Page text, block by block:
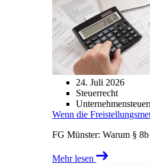
24. Juli 2026
Steuerrecht
Wenn die
FG Münster: Warum §
Mehr lesen